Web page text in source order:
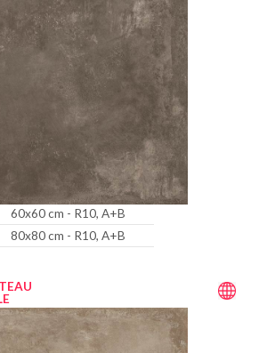
60x60 cm - R10, A+B
80x80 cm - R10, A+B